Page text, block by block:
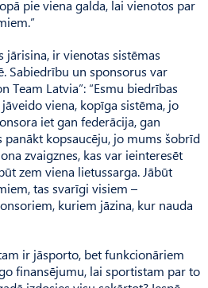
pie viena galda, lai vienotos par
jārisina, ir vienotas sistēmas
Sabie­d­rību un sponsorus var
Team Latvia”: “Esmu biedrības
viena, kopīga sistēma, jo
iet gan federācija, gan
panākt kopsaucēju, jo mums šobrīd
zvaigznes, kas var ieinteresēt
zem viena lietussarga. Jābūt
tas svarīgi visiem –
kuriem jāzina, kur nauda
ir jāsporto, bet funkcionāriem
finansējumu, lai sportistam par to